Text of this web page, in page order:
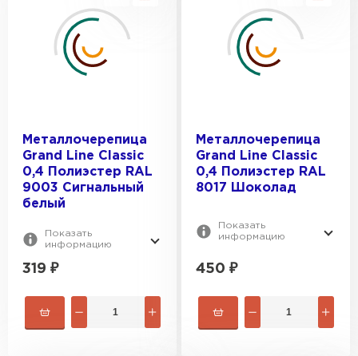
Металлочерепица
Grand Line Classic
0,4 Полиэстер RAL
9003 Сигнальный
белый
Показать
информацию
319 ₽
Металлочерепица
Grand Line Classic
0,4 Полиэстер RAL
8017 Шоколад
Показать
информацию
450 ₽